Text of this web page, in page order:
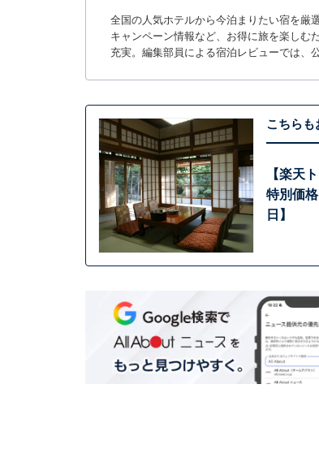
全国の人気ホテルから今泊まりたい宿を厳
キャンペーン情報など、お得に旅を楽しむ
充実。編集部員による宿泊レビューでは、
こちらも
【楽天
特別価
日】